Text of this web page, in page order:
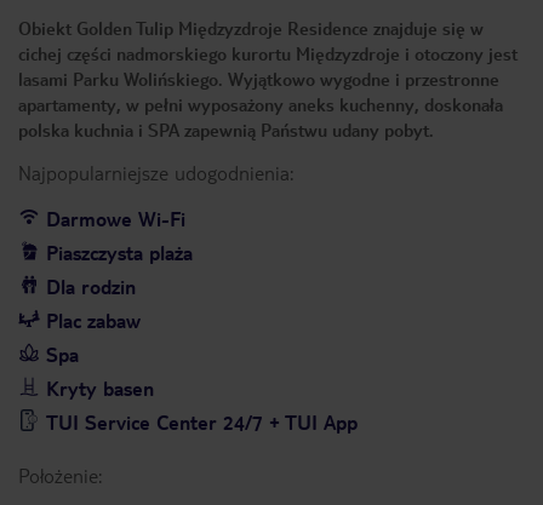
Obiekt Golden Tulip Międzyzdroje Residence znajduje się w
cichej części nadmorskiego kurortu Międzyzdroje i otoczony jest
lasami Parku Wolińskiego. Wyjątkowo wygodne i przestronne
apartamenty, w pełni wyposażony aneks kuchenny, doskonała
polska kuchnia i SPA zapewnią Państwu udany pobyt.
Najpopularniejsze udogodnienia:
Darmowe Wi-Fi
Piaszczysta plaża
Dla rodzin
Plac zabaw
Spa
Kryty basen
TUI Service Center 24/7 + TUI App
Położenie: